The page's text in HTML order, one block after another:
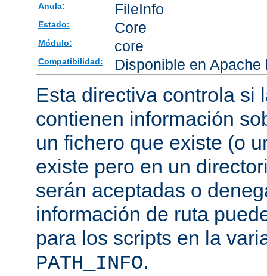
Anula: FileInfo
Estado: Core
Módulo: core
Compatibilidad: Disponible en
Esta directiva controla si
contienen información
un fichero que existe (o
existe pero en un
serán aceptadas o
información de ruta
para los scripts en la
PATH_INFO.